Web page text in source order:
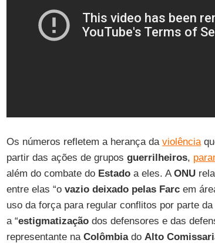
Os números refletem a herança da violência
partir das ações de grupos guerrilheiros,
além do combate do Estadoa eles. AONU
entre elas “o vazio deixado pelas Farcem
uso da força para regular conflitos por parte
a “estigmatizaçãodos defensores e das
representante na Colômbiado Alto